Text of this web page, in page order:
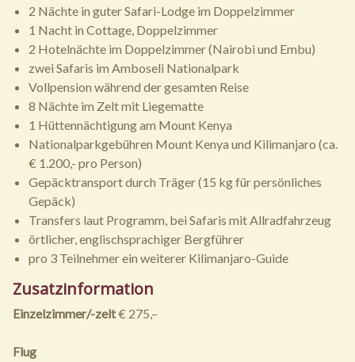
2 Nächte in guter Safari-Lodge im Doppelzimmer
1 Nacht in Cottage, Doppelzimmer
2 Hotelnächte im Doppelzimmer (Nairobi und Embu)
zwei Safaris im Amboseli Nationalpark
Vollpension während der gesamten Reise
8 Nächte im Zelt mit Liegematte
1 Hüttennächtigung am Mount Kenya
Nationalparkgebühren Mount Kenya und Kilimanjaro (ca.
€ 1.200,- pro Person)
Gepäcktransport durch Träger (15 kg für persönliches
Gepäck)
Transfers laut Programm, bei Safaris mit Allradfahrzeug
örtlicher, englischsprachiger Bergführer
pro 3 Teilnehmer ein weiterer Kilimanjaro-Guide
Zusatzinformation
Einzelzimmer/-zelt€ 275,–
Flug